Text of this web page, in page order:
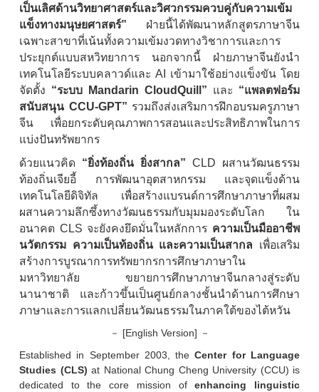
เป็นเลิศด้านวิทยาศาสตร์และวิศวกรรมควบคู่กับความเข้ม
แข็งทางมนุษยศาสตร์” ฝ่ายนี้ได้พัฒนาหลักสูตรภาษาจีน
เฉพาะสาขาที่เน้นทั้งความเข้มงวดทางวิชาการและการ
ประยุกต์แบบสหวิทยาการ นอกจากนี้ ฝ่ายภาษาจีนยังนำ
เทคโนโลยีระบบคลาวด์และ AI เข้ามาใช้อย่างแข็งขัน โดย
จัดตั้ง “ระบบ Mandarin CloudQuill” และ “แพลตฟอร์ม
สนับสนุน CCU-GPT” รวมถึงส่งเสริมการฝึกอบรมครูภาษา
จีน เพื่อยกระดับคุณภาพการสอนและประสิทธิภาพในการ
แบ่งปันทรัพยากร
ด้วยแนวคิด “ยิ่งท้องถิ่น ยิ่งสากล” CLD ผสานวัฒนธรรม
ท้องถิ่นเจียอี้ การพัฒนาอุตสาหกรรม และจุดแข็งด้าน
เทคโนโลยีดิจิทัล เพื่อสร้างแบรนด์การศึกษาภาษาที่ผสม
ผสานความลึกซึ้งทางวัฒนธรรมกับมุมมองระดับโลก ใน
อนาคต CLS จะยังคงยึดมั่นในหลักการ ความเป็นมืออาชีพ
นวัตกรรม ความเป็นท้องถิ่น และความเป็นสากล เพื่อเสริม
สร้างการบูรณาการทรัพยากรการศึกษาภาษาใน
มหาวิทยาลัย ขยายการศึกษาภาษาจีนกลางสู่ระดับ
นานาชาติ และก้าวขึ้นเป็นศูนย์กลางชั้นนำด้านการศึกษา
ภาษาและการแลกเปลี่ยนวัฒนธรรมในภาคใต้ของไต้หวัน
－ [English Version] －
Established in September 2003, theCenter for Language
Studies (CLS) at National Chung Cheng University (CCU) is
dedicated to the core mission ofenhancing linguistic